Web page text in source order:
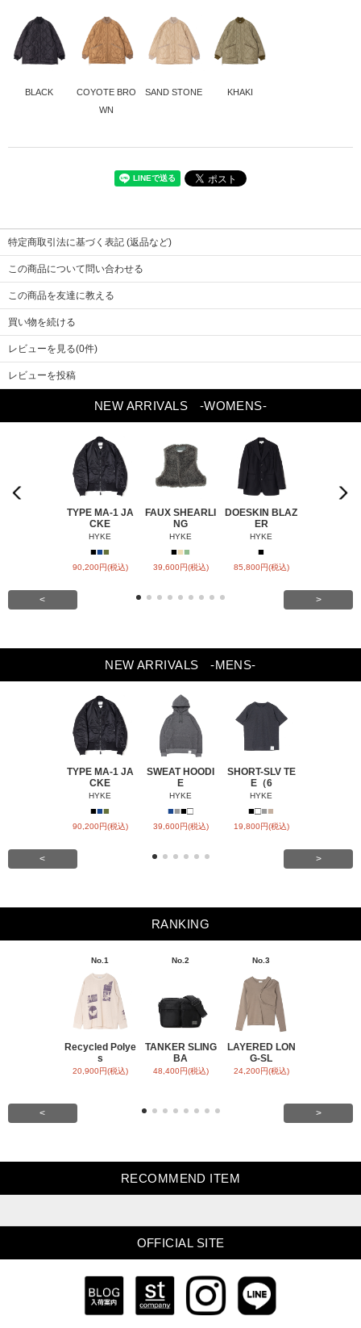
Previou
s
Next
BLACK
COYOTE BRO
WN
SAND STONE KHAKI
サイズ
着丈
袖丈
56 60 65
66
袖口
アームホール
裏地
ナイロン100%
リブ部分
ポリエステル90% ナイロン9% ポリウレタン1%
特定商取引法に基づく表記 (返品など)
この商品について問い合わせる
この商品を友達に教える
買い物を続ける
レビューを見る(0件)
レビューを投稿
NEW ARRIVALS -WOMENS-
TYPE MA-1 JA
CKE
HYKE
■■■
90,200円(税込)
FAUX SHEARLI
NG
HYKE
■■■
39,600円(税込)
DOESKIN BLAZ
ER
HYKE
■
85,800円(税込)
< >
NEW ARRIVALS -MENS-
TYPE MA-1 JA
CKE
HYKE
■■■
90,200円(税込)
SWEAT HOODI
E
HYKE
■■■□
39,600円(税込)
SHORT-SLV TE
E（6
HYKE
■□■■
19,800円(税込)
< >
RANKING
No.1
Recycled Polye
s
20,900円(税込)
No.2
TANKER SLING
BA
48,400円(税込)
No.3
LAYERED LON
G-SL
24,200円(税込)
< >
RECOMMEND ITEM
OFFICIAL SITE